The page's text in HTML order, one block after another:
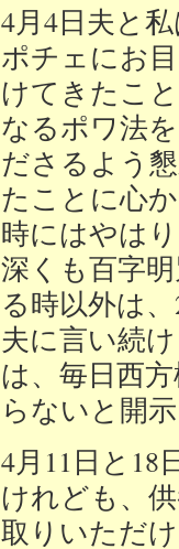
4月4日夫と
ポチェにお
けてきたこ
なるポワ法
ださるよう
たことに心
時にはやは
深くも百字
る時以外は
夫に言い続
は、毎日西
らないと開
4月11日と18
けれども、
取りいただ